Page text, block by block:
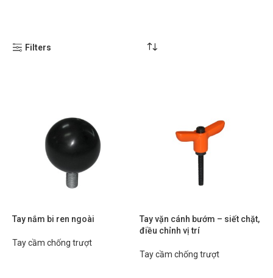
Filters
Tay nắm bi ren ngoài
Tay cầm chống trượt
Tay vặn cánh bướm – siết chặt,
điều chỉnh vị trí
Tay cầm chống trượt